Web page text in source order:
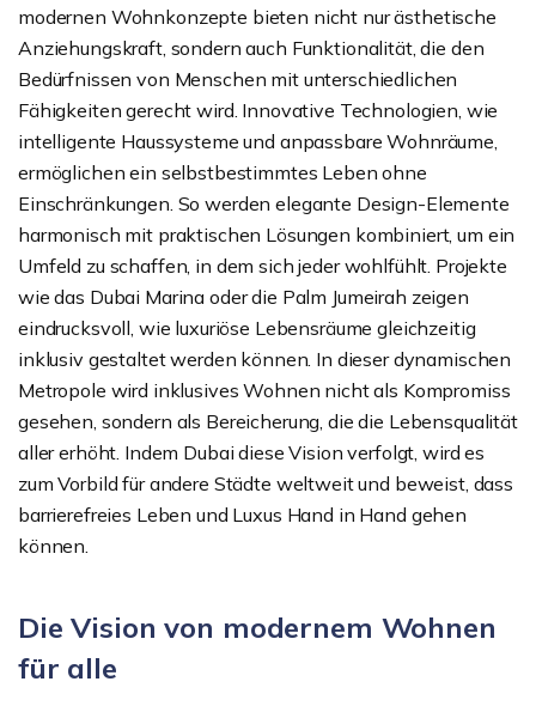
modernen Wohnkonzepte bieten nicht nur ästhetische
Anziehungskraft, sondern auch Funktionalität, die den
Bedürfnissen von Menschen mit unterschiedlichen
Fähigkeiten gerecht wird. Innovative Technologien, wie
intelligente Haussysteme und anpassbare Wohnräume,
ermöglichen ein selbstbestimmtes Leben ohne
Einschränkungen. So werden elegante Design-Elemente
harmonisch mit praktischen Lösungen kombiniert, um ein
Umfeld zu schaffen, in dem sich jeder wohlfühlt. Projekte
wie das Dubai Marina oder die Palm Jumeirah zeigen
eindrucksvoll, wie luxuriöse Lebensräume gleichzeitig
inklusiv gestaltet werden können. In dieser dynamischen
Metropole wird inklusives Wohnen nicht als Kompromiss
gesehen, sondern als Bereicherung, die die Lebensqualität
aller erhöht. Indem Dubai diese Vision verfolgt, wird es
zum Vorbild für andere Städte weltweit und beweist, dass
barrierefreies Leben und Luxus Hand in Hand gehen
können.
Die Vision von modernem Wohnen
für alle